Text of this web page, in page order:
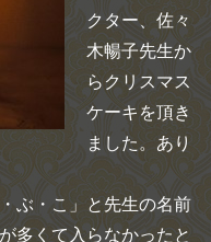
クター、佐々
木暢子先生か
らクリスマス
ケーキを頂き
ました。あり
ぶ・こ」と先生の名前
多くて入らなかったと